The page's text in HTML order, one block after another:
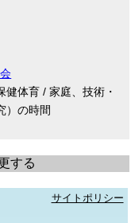
体育 / 家庭、技術・
）の時間
する
サイトポリシー